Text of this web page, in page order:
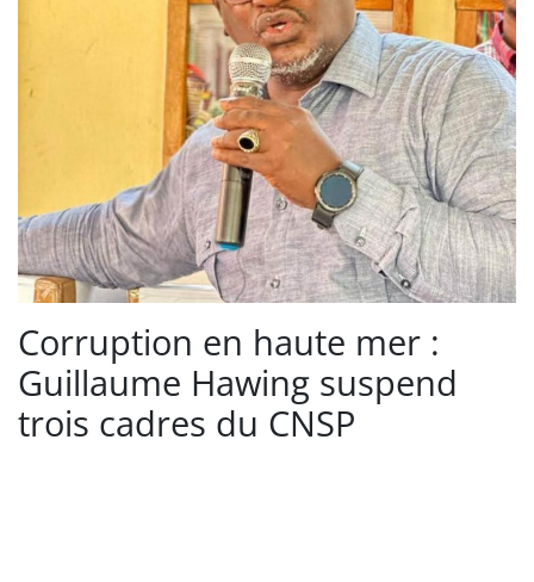
Corruption en haute mer :
Guillaume Hawing suspend
trois cadres du CNSP